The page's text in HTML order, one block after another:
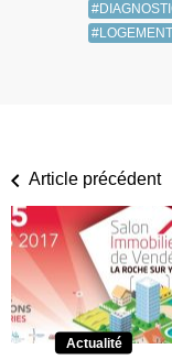
Article précédent
Actualité